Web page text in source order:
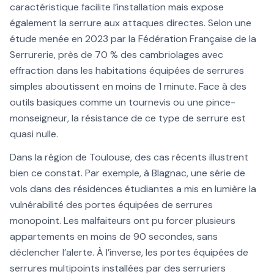
caractéristique facilite l’installation mais expose
également la serrure aux attaques directes. Selon une
étude menée en 2023 par la Fédération Française de la
Serrurerie, près de 70 % des cambriolages avec
effraction dans les habitations équipées de serrures
simples aboutissent en moins de 1 minute. Face à des
outils basiques comme un tournevis ou une pince-
monseigneur, la résistance de ce type de serrure est
quasi nulle.
Dans la région de Toulouse, des cas récents illustrent
bien ce constat. Par exemple, à Blagnac, une série de
vols dans des résidences étudiantes a mis en lumière la
vulnérabilité des portes équipées de serrures
monopoint. Les malfaiteurs ont pu forcer plusieurs
appartements en moins de 90 secondes, sans
déclencher l’alerte. À l’inverse, les portes équipées de
serrures multipoints installées par des serruriers